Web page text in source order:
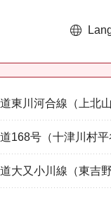
東川河合線（上北
168号（十津川村
大又小川線（東吉